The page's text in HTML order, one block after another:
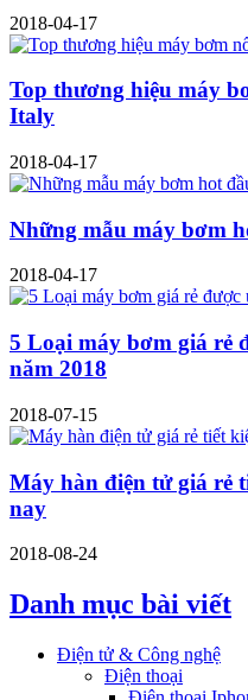
2018-04-17
Top thương hiệu máy
Italy
2018-04-17
Những mẫu máy bơm
2018-04-17
5 Loại máy bơm giá rẻ
năm 2018
2018-07-15
Máy hàn điện tử giá rẻ
nay
2018-08-24
Danh mục bài viết
Điện tử & Công nghệ
Điện thoại